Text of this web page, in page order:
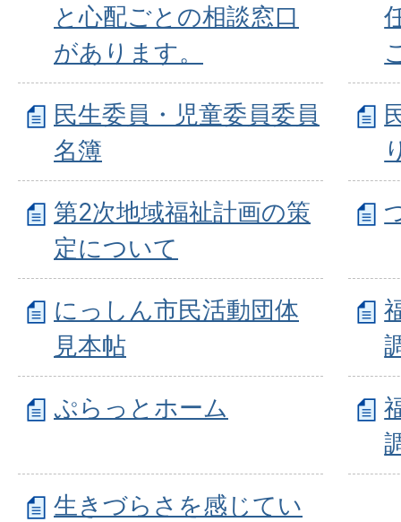
と心配ごとの相談窓口
があります。
民生委員・児童委員委員
名簿
第2次地域福祉計画の策
定について
にっしん市民活動団体
見本帖
ぷらっとホーム
生きづらさを感じてい